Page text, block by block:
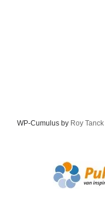
WP-Cumulus by Roy Tanck